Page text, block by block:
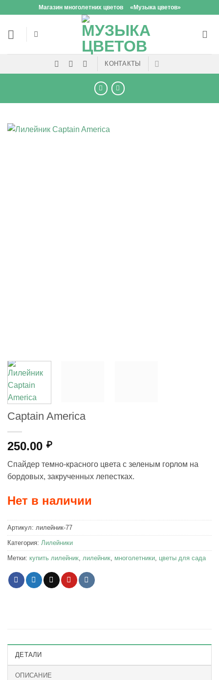
content
Магазин многолетних цветов «Музыка цветов»
КОНТАКТЫ
Captain America
250.00 ₽
Спайдер темно-красного цвета с зеленым горлом на
бордовых, закрученных лепестках.
Нет в наличии
Артикул: лилейник-77
Категория: Лилейники
Метки: купить лилейник, лилейник, многолетники, цветы для сада
ДЕТАЛИ
ОПИСАНИЕ